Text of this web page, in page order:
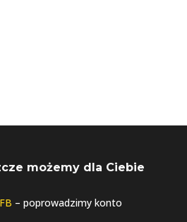
możemy dla Ciebie
– poprowadzimy konto